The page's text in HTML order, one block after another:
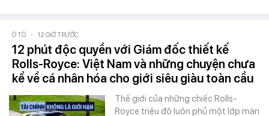
Ô TÔ - 12 GIỜ TRƯỚC
12 phút độc quyền với Giám đốc thiết kế
Rolls-Royce: Việt Nam và những chuyện chưa
kể về cá nhân hóa cho giới siêu giàu toàn cầu
Thế giới của những chiếc Rolls-
Royce triệu đô luôn phủ một lớp màn